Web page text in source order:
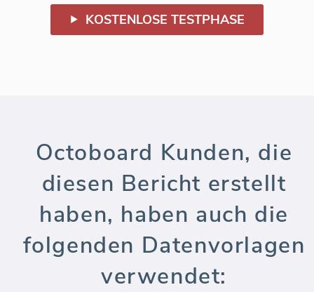
KOSTENLOSE TESTPHASE
Octoboard Kunden, die
diesen Bericht erstellt
haben, haben auch die
folgenden Datenvorlagen
verwendet: